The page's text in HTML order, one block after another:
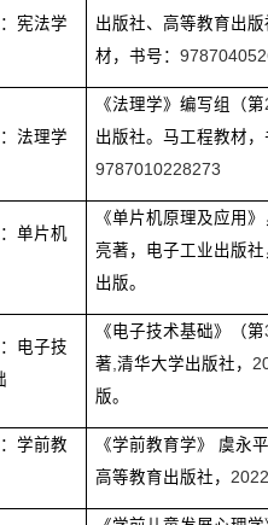
：宪法学
出版社、高等教育出
材，书号：
：法理学
《法理学》编写组（第
出版社。马工程教材，
9787010228273
：单片机
《单片机原理及应用
亮著，电子工业出版社
出版。
：电子技
《电子技术基础》（第
著 清华大学出版社，
版。
：学前教
《学前教育学》 虞永
高等教育出版社， 2022